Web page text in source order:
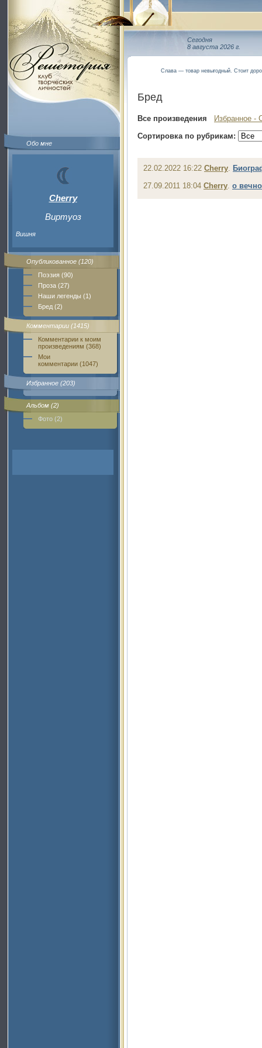
Обо мне
Cherry
Виртуоз
Вишня
Опубликованное (120)
Поэзия (90)
Проза (27)
Наши легенды (1)
Бред (2)
Комментарии (1415)
Комментарии к моим
произведениям (368)
Мои
комментарии (1047)
Избранное (203)
Альбом (2)
Фото (2)
Сегодня
8 августа 2026 г.
Слава — товар невыгодный. Стоит
Бред
Все произведения
Избранное -
Сортировка по рубрикам:
22.02.2022 16:22 Cherry.
27.09.2011 18:04 Cherry. о